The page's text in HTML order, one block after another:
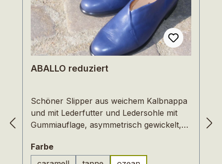
ABALLO reduziert
Schöner Slipper aus weichem Kalbnappa
und mit Lederfutter und Ledersohle mit
Gummiauflage, asymmetrisch gewickelt,
Schuh ist auch für Füße mit hohem
Spann geeignet, und das eingearbeitete
Farbeauswählen